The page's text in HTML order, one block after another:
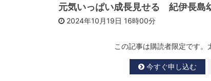
元気いっぱい成長見せる 紀伊長島
2024年10月19日 16時00分
この記事は購読者限定です。
今すぐ申し込む